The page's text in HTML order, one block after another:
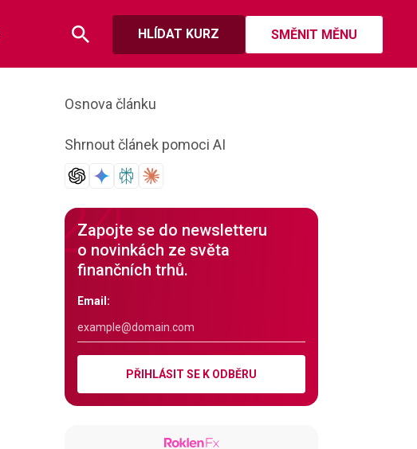
HLÍDAT KURZ SMĚNIT MĚNU
Osnova článku
Shrnout článek pomoci AI
Zapojte se do newsletteru
o novinkách ze světa
finančních trhů.
Email:
PŘIHLÁSIT SE K ODBĚRU